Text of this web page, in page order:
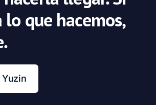
que hacemos,